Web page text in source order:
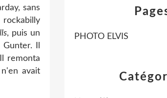
sans
, puis un
Il
remonta
avait
PHOTO ELVIS